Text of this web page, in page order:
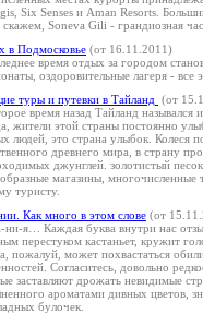
Six Senses и Aman Resorts.
Soneva Gili - грандиозная
в Подмосковье (от 16.11.2011)
время отдых за городом
оздоровительные лагеря - все
туры и путевки в Тайланд (от
время назад Тайланд
жители этой страны постоянно
людей, это страна улыбок. Колеся
древнего мира, в страну
джунглей. золотистый
магазины,
туристу.
Как много в этом слове (от
ни-я… Каждая буква внутри нас
перестуком кастаньет, кружит
пожалуй, может похвастаться
Согласитесь, довольно
заставляют дрожать невидимые
ароматами дивных цветов,
булочек.